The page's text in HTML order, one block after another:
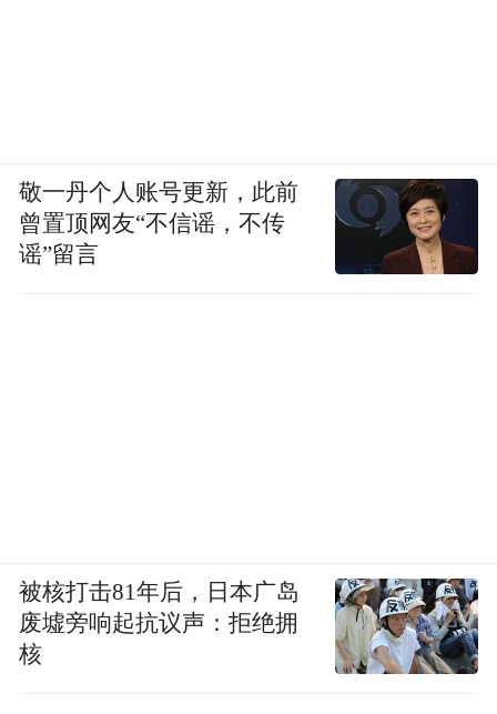
敬一丹个人账号更新，此前
曾置顶网友“不信谣，不传
谣”留言
被核打击81年后，日本广岛
废墟旁响起抗议声：拒绝拥
核